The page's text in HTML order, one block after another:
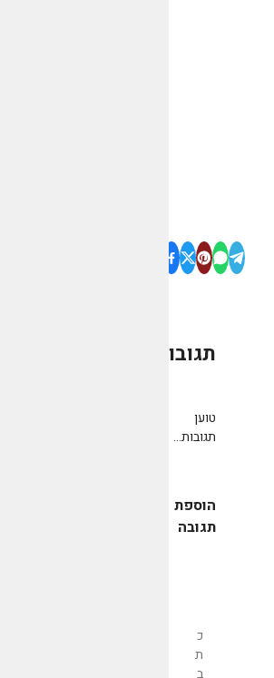
תגובות
טוען
תגובות...
הוספת
תגובה